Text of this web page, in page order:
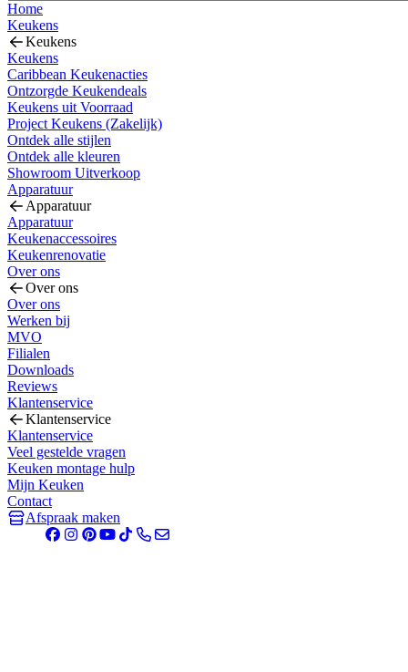
Home
Keukens
Keukens
Keukens
Caribbean Keukenacties
Ontzorgde Keukendeals
Keukens uit Voorraad
Project Keukens (Zakelijk)
Ontdek alle stijlen
Ontdek alle kleuren
Showroom Uitverkoop
Apparatuur
Apparatuur
Apparatuur
Keukenaccessoires
Keukenrenovatie
Over ons
Over ons
Over ons
Werken bij
MVO
Filialen
Downloads
Reviews
Klantenservice
Klantenservice
Klantenservice
Veel gestelde vragen
Keuken montage hulp
Mijn Keuken
Contact
Afspraak maken